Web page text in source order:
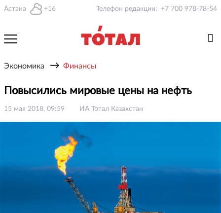
Астана +16 Телефон редакции: +7 700 978-78-54
Экономика → Финансы
Повысились мировые цены на нефть
15 мая 2018, 09:59 ИА Тотал Казахстан